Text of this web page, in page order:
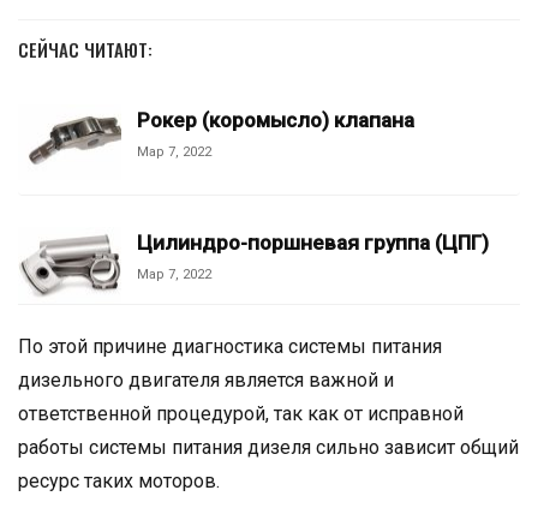
СЕЙЧАС ЧИТАЮТ:
Рокер (коромысло) клапана
Мар 7, 2022
Цилиндро-поршневая группа (ЦПГ)
Мар 7, 2022
По этой причине диагностика системы питания
дизельного двигателя является важной и
ответственной процедурой, так как от исправной
работы системы питания дизеля сильно зависит общий
ресурс таких моторов.